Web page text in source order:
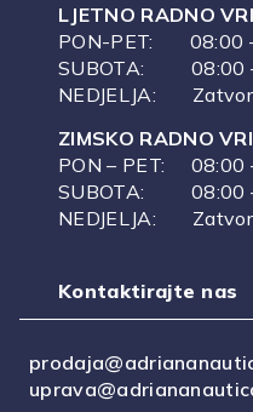
LJETNO RADNO
PON-PET: 08:00
SUBOTA: 08:00
NEDJELJA:
ZIMSKO RADNO
PON – PET: 08:00
SUBOTA: 08:00
NEDJELJA:
Kontaktirajte nas